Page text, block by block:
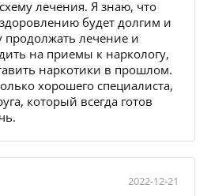
лечения. Я знаю, что
будет долгим и
лечение и
на приемы к наркологу,
наркотики в прошлом.
хорошего специалиста,
который всегда готов
2022-12-21